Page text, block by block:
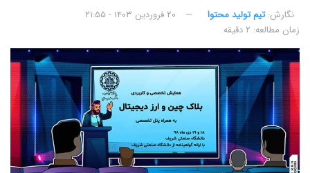
نگارش:‌ تیم تولید محتوا
۲۰ فروردین ۱۴۰۳ - ۲۱:۵۵
زمان مطالعه: ۲ دقیقه